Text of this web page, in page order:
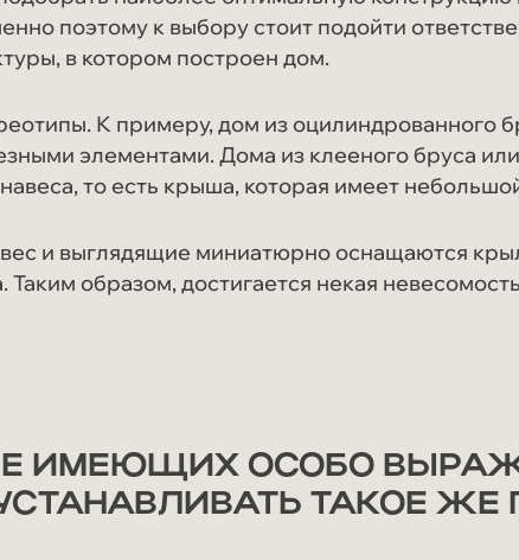
поэтому к выбору стоит подойти
в котором построен дом.
К примеру, дом из оцилиндрованного
элементами. Дома из клееного бруса
то есть крыша, которая имеет
и выглядящие миниатюрно оснащаются
Таким образом, достигается некая
ИМЕЮЩИХ ОСОБО
ТАКОЕ ЖЕ